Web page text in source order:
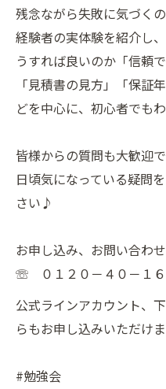
残念ながら失敗に気づく
経験者の実体験を紹介し
うすれば良いのか「信頼
「見積書の見方」「保証
どを中心に、初心者でも
皆様からの質問も大歓迎で
日頃気になっている疑問
さい♪
お申し込み、お問い合わ
☏ ０１２０－４０－１６
公式ラインアカウント、
らもお申し込みいただけ
#勉強会